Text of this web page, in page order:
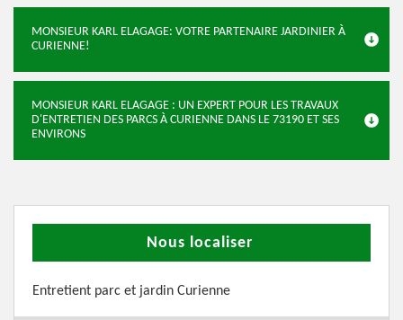
MONSIEUR KARL ELAGAGE: VOTRE PARTENAIRE JARDINIER À
CURIENNE!
MONSIEUR KARL ELAGAGE : UN EXPERT POUR LES TRAVAUX
D'ENTRETIEN DES PARCS À CURIENNE DANS LE 73190 ET SES
ENVIRONS
Nous localiser
Entretient parc et jardin Curienne